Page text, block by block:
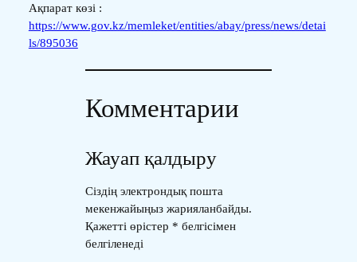
Ақпарат көзі :
https://www.gov.kz/memleket/entities/abay/press/news/detai
ls/895036
Комментарии
Жауап қалдыру
Сіздің электрондық пошта
мекенжайыңыз жарияланбайды.
Қажетті өрістер * белгісімен
белгіленеді